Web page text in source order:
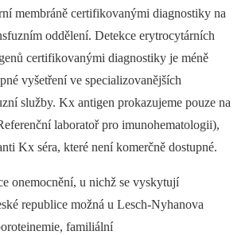
membráně certifikovanými diagnostiky na
oddělení. Detekce erytrocytárních
certifikovanými diagnostiky je méně
vyšetření ve specializovanějších
služby. Kx antigen prokazujeme pouze na
laboratoř pro imunohematologii),
Kx séra, které není komerčně dostupné.
onemocnění, u nichž se vyskytují
republice možná u Lesch-Nyhanova
familiální